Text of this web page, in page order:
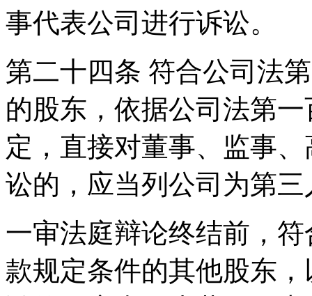
事代表公司进行诉讼。
第二十四条 符合公司法
的股东，依据公司法第
定，直接对董事、监事
讼的，应当列公司为第
一审法庭辩论终结前，
款规定条件的其他股东